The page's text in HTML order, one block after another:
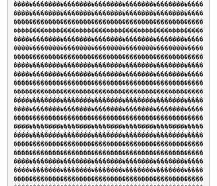
�������������������������������������������������
�������������������������������������������������
�������������������������������������������������
�������������������������������������������������
�������������������������������������������������
�������������������������������������������������
�������������������������������������������������
�������������������������������������������������
�������������������������������������������������
�������������������������������������������������
�������������������������������������������������
�������������������������������������������������
�������������������������������������������������
�������������������������������������������������
�������������������������������������������������
�������������������������������������������������
�������������������������������������������������
�������������������������������������������������
�������������������������������������������������
�������������������������������������������������
�������������������������������������������������